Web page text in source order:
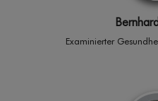
Exami­nierter